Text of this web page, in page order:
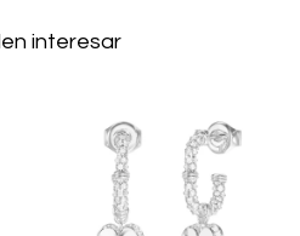
interesar